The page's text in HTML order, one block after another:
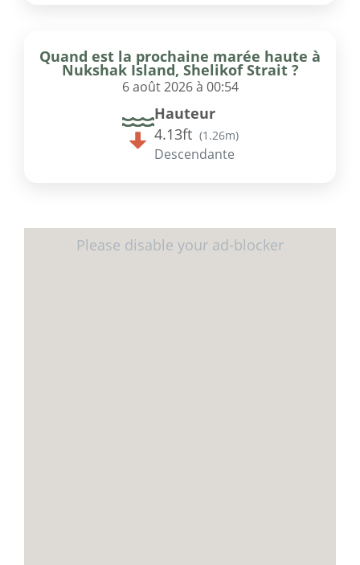
Quand est la prochaine marée haute à
Nukshak Island, Shelikof Strait ?
6 août 2026 à 00:54
Hauteur
4.13ft (1.26m)
Descendante